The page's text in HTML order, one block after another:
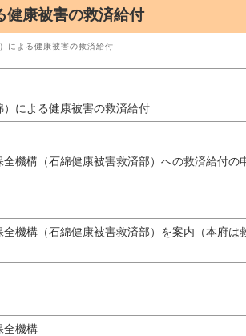
健康被害の救済給付
による健康被害の救済給付
）による健康被害の救済給付
全機構（石綿健康被害救済部）への救済給付の
全機構（石綿健康被害救済部）を案内（本府は
全機構